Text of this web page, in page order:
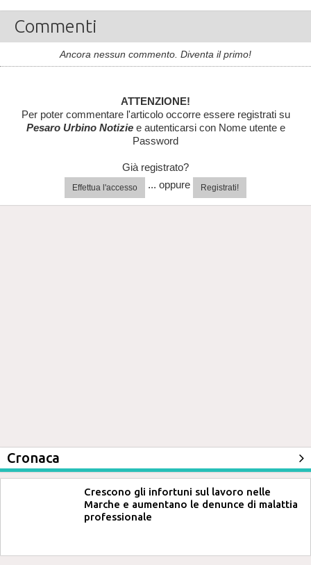
Commenti
Ancora nessun commento. Diventa il primo!
ATTENZIONE!
Per poter commentare l'articolo occorre essere registrati su
Pesaro Urbino Notiziee autenticarsi con Nome utente e
Password
Già registrato?
Effettua l'accesso ... oppure Registrati!
Cronaca
Crescono gli infortuni sul lavoro nelle
Marche e aumentano le denunce di malattia
professionale